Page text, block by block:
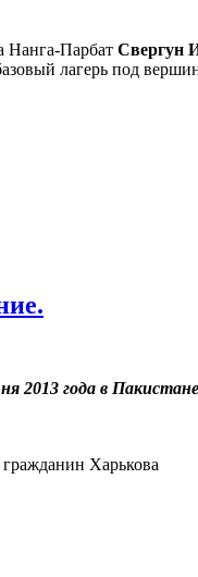
Нанга-Парбат Свергун
лагерь под
2013 года в
Харькова